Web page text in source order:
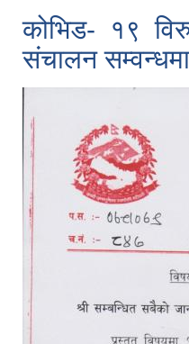
कोभिड- १९
संचालन